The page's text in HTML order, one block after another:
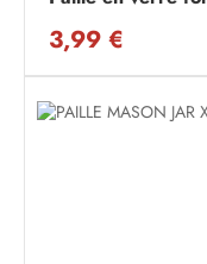
3,99 €